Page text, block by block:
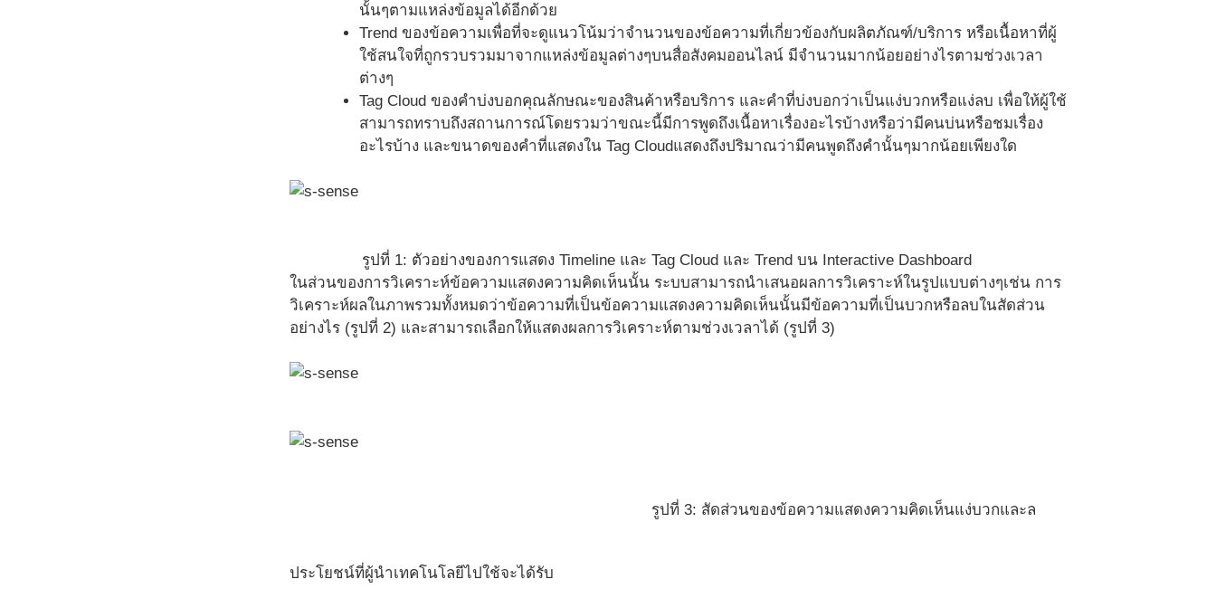
นั้นๆตามแหล่งข้อมูลได้อีกด้วย
Trend ของข้อความเพื่อที่จะดูแนวโน้มว่าจำนวนของข้อความที่เกี่ยวข้องกับผลิตภัณฑ์/บริการ หรือเนื้อหาที่ผู้
ใช้สนใจที่ถูกรวบรวมมาจากแหล่งข้อมูลต่างๆบนสื่อสังคมออนไลน์ มีจำนวนมากน้อยอย่างไรตามช่วงเวลา
ต่างๆ
Tag Cloud ของคำบ่งบอกคุณลักษณะของสินค้าหรือบริการ และคำที่บ่งบอกว่าเป็นแง่บวกหรือแง่ลบ เพื่อให้ผู้ใช้
สามารถทราบถึงสถานการณ์โดยรวมว่าขณะนี้มีการพูดถึงเนื้อหาเรื่องอะไรบ้างหรือว่ามีคนบ่นหรือชมเรื่อง
อะไรบ้าง และขนาดของคำที่แสดงใน Tag Cloudแสดงถึงปริมาณว่ามีคนพูดถึงคำนั้นๆมากน้อยเพียงใด
รูปที่ 1: ตัวอย่างของการแสดง Timeline และ Tag Cloud และ Trend บน Interactive Dashboard
ในส่วนของการวิเคราะห์ข้อความแสดงความคิดเห็นนั้น ระบบสามารถนำเสนอผลการวิเคราะห์ในรูปแบบต่างๆเช่น การ
วิเคราะห์ผลในภาพรวมทั้งหมดว่าข้อความที่เป็นข้อความแสดงความคิดเห็นนั้นมีข้อความที่เป็นบวกหรือลบในสัดส่วน
อย่างไร (รูปที่ 2) และสามารถเลือกให้แสดงผลการวิเคราะห์ตามช่วงเวลาได้ (รูปที่ 3)
รูปที่ 3: สัดส่วนของข้อความแสดงความคิดเห็นแง่บวกและล
ประโยชน์ที่ผู้นำเทคโนโลยีไปใช้จะได้รับ